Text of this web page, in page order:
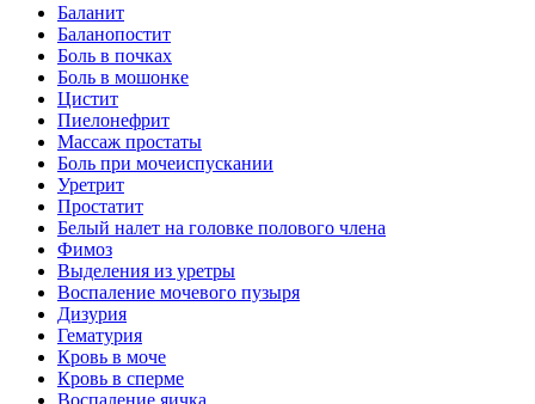
Баланит
Баланопостит
Боль в почках
Боль в мошонке
Цистит
Пиелонефрит
Массаж простаты
Боль при мочеиспускании
Уретрит
Простатит
Белый налет на головке полового члена
Фимоз
Выделения из уретры
Воспаление мочевого пузыря
Дизурия
Гематурия
Кровь в моче
Кровь в сперме
Воспаление яичка